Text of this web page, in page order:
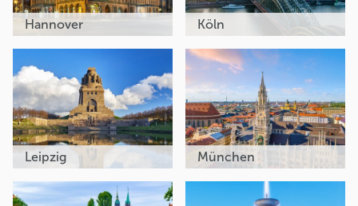
Hannover Köln
Leipzig München